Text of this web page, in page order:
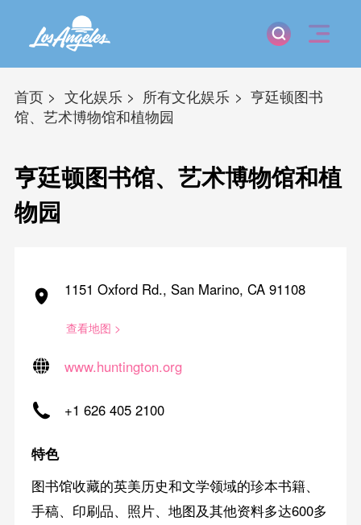
首页 文化娱乐 所有文化娱乐
亨廷顿图书
馆、艺术博物馆和植物园
亨廷顿图书馆、艺术博物馆和植
物园
1151 Oxford Rd., San Marino, CA 91108
查看地图 >
www.huntington.org
+1 626 405 2100
特色
图书馆收藏的英美历史和文学领域的珍本书籍、
手稿、印刷品、照片、地图及其他资料多达600多